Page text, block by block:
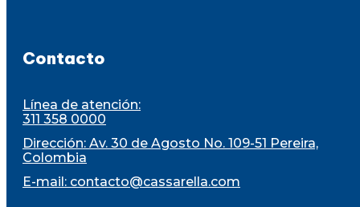
Contacto
Línea de atención:
311 358 0000
Dirección: Av. 30 de Agosto No. 109-51 Pereira,
Colombia
E-mail: contacto@cassarella.com